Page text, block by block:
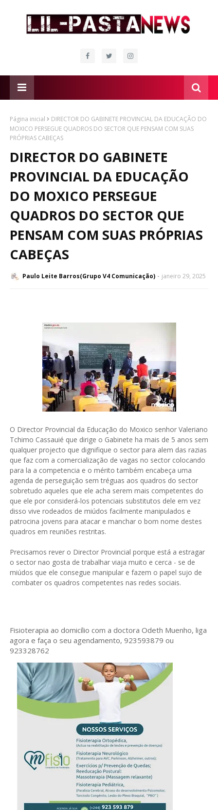
Página inicial
DIRECTOR DO GABINETE PROVINCIAL DA EDUCAÇÃO DO
MOXICO PERSEGUE QUADROS DO SECTOR QUE PENSAM COM SUAS
PRÓPRIAS CABEÇAS
DIRECTOR DO GABINETE
PROVINCIAL DA EDUCAÇÃO
DO MOXICO PERSEGUE
QUADROS DO SECTOR QUE
PENSAM COM SUAS PRÓPRIAS
CABEÇAS
Paulo Leite Barros(Grupo V4 Comunicação) janeiro 29, 2025
O Director Provincial da Educação do Moxico senhor Valeriano
Tchimo Cassauié que dirige o Gabinete ha mais de 5 anos sem
qualquer projecto que dignifique o sector para alem das razias
que faz com a comercialização de vagas no sector colocando
para la a competencia e o mérito também encabeça uma
agenda de perseguição sem tréguas aos quadros do sector
sobretudo aqueles que ele acha serem mais competentes do
que ele por considerá-los potenciais substitutos dele em vez
disso vive rodeados de miúdos facilmente manipulados e
patrocina jovens para atacar e manchar o bom nome destes
quadros em reuniões restritas.
Precisamos rever o Director Provincial porque está a estragar
o sector nao gosta de trabalhar viaja muito e cerca - se de
miúdos que ele consegue manipular e fazem o papel sujo de
combater os quadros competentes nas redes sociais.
Fisioterapia ao domicílio com a doctora Odeth Muenho, liga
agora e faça o seu agendamento, 923593879 ou
923328762